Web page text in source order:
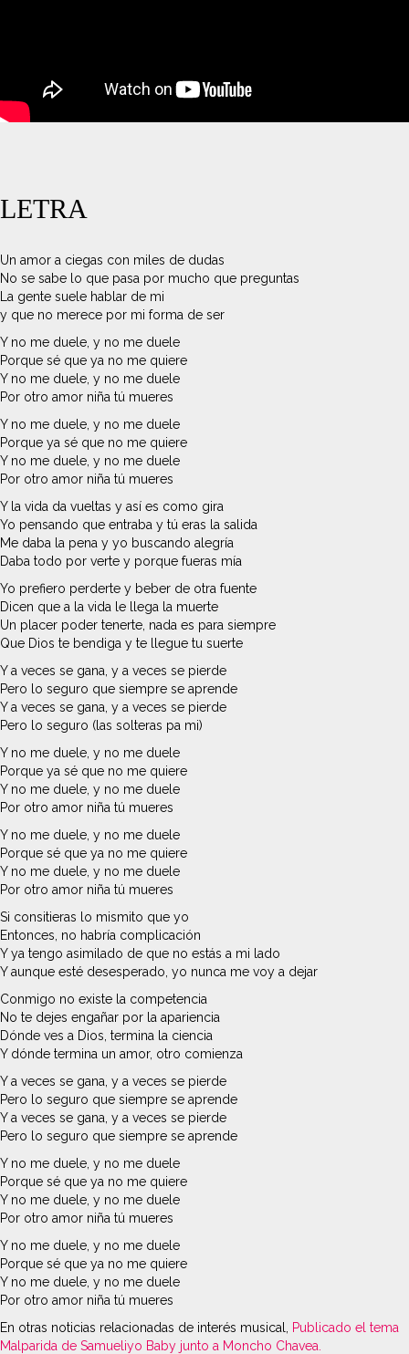
LETRA
Un amor a ciegas con miles de dudas
No se sabe lo que pasa por mucho que preguntas
La gente suele hablar de mi
y que no merece por mi forma de ser
Y no me duele, y no me duele
Porque sé que ya no me quiere
Y no me duele, y no me duele
Por otro amor niña tú mueres
Y no me duele, y no me duele
Porque ya sé que no me quiere
Y no me duele, y no me duele
Por otro amor niña tú mueres
Y la vida da vueltas y así es como gira
Yo pensando que entraba y tú eras la salida
Me daba la pena y yo buscando alegría
Daba todo por verte y porque fueras mía
Yo prefiero perderte y beber de otra fuente
Dicen que a la vida le llega la muerte
Un placer poder tenerte, nada es para siempre
Que Dios te bendiga y te llegue tu suerte
Y a veces se gana, y a veces se pierde
Pero lo seguro que siempre se aprende
Y a veces se gana, y a veces se pierde
Pero lo seguro (las solteras pa mi)
Y no me duele, y no me duele
Porque ya sé que no me quiere
Y no me duele, y no me duele
Por otro amor niña tú mueres
Y no me duele, y no me duele
Porque sé que ya no me quiere
Y no me duele, y no me duele
Por otro amor niña tú mueres
Si consitieras lo mismito que yo
Entonces, no habría complicación
Y ya tengo asimilado de que no estás a mi lado
Y aunque esté desesperado, yo nunca me voy a dejar
Conmigo no existe la competencia
No te dejes engañar por la apariencia
Dónde ves a Dios, termina la ciencia
Y dónde termina un amor, otro comienza
Y a veces se gana, y a veces se pierde
Pero lo seguro que siempre se aprende
Y a veces se gana, y a veces se pierde
Pero lo seguro que siempre se aprende
Y no me duele, y no me duele
Porque sé que ya no me quiere
Y no me duele, y no me duele
Por otro amor niña tú mueres
Y no me duele, y no me duele
Porque sé que ya no me quiere
Y no me duele, y no me duele
Por otro amor niña tú mueres
En otras noticias relacionadas de interés musical,
Publicado el tema
Malparida de Samueliyo Baby junto a Moncho Chavea.